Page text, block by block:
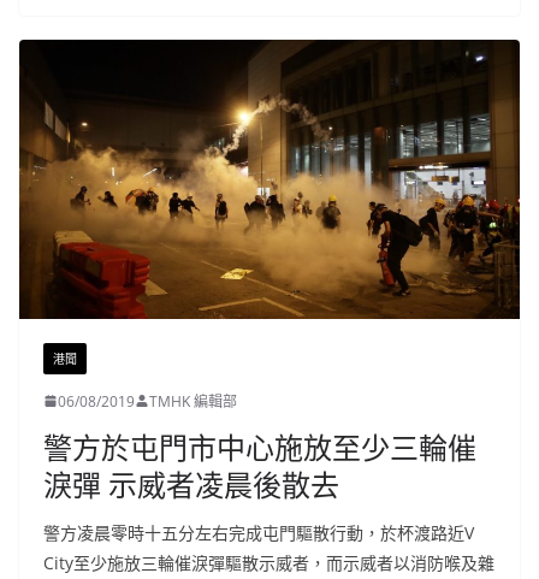
港聞
06/08/2019 TMHK 編輯部
警方於屯門市中心施放至少三輪催
淚彈 示威者凌晨後散去
警方凌晨零時十五分左右完成屯門驅散行動，於杯渡路近V
City至少施放三輪催淚彈驅散示威者，而示威者以消防喉及雜